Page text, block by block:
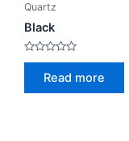
Quartz
Black
Rated
Read more